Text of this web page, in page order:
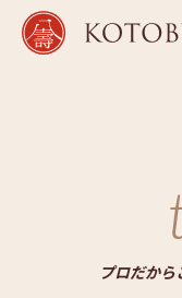
プロだか